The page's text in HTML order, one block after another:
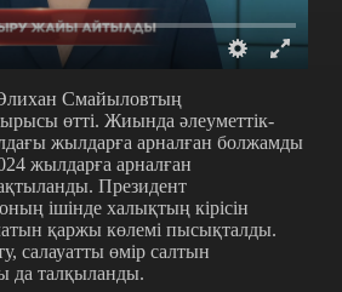
Смайыловтың
өтті. Жиында әлеуметтік-
жылдарға арналған болжамды
жылдарға арналған
Президент
ішінде халықтың кірісін
қаржы көлемі пысықталды.
салауатты өмір салтын
да талқыланды.